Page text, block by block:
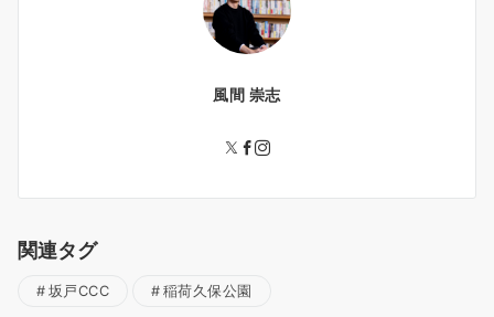
風間 崇志
関連タグ
坂戸CCC 稲荷久保公園